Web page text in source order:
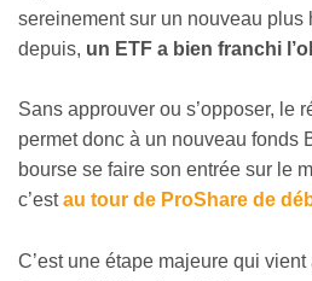
sereinement sur un nouveau plus
depuis, un ETF a bien franchi
Sans approuver ou s’opposer, le
permet donc à un nouveau fonds
bourse se faire son entrée sur le
c’estau tour de ProShare de
C’est une étape majeure qui vient